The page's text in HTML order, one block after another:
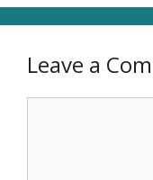
Leave a